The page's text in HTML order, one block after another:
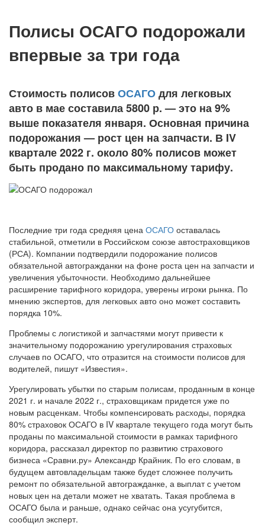
Полисы ОСАГО подорожали
впервые за три года
Стоимость полисовОСАГОдля легковых
авто в мае составила 5800 р. — это на 9%
выше показателя января. Основная причина
подорожания — рост цен на запчасти. В IV
квартале 2022 г. около 80% полисов может
быть продано по максимальному тарифу.
Последние три года средняя цена ОСАГО оставалась
стабильной, отметили в Российском союзе автостраховщиков
(РСА). Компании подтвердили подорожание полисов
обязательной автогражданки на фоне роста цен на запчасти и
увеличения убыточности. Необходимо дальнейшее
расширение тарифного коридора, уверены игроки рынка. По
мнению экспертов, для легковых авто оно может составить
порядка 10%.
Проблемы с логистикой и запчастями могут привести к
значительному подорожанию урегулирования страховых
случаев по ОСАГО, что отразится на стоимости полисов для
водителей, пишут «Известия».
Урегулировать убытки по старым полисам, проданным в конце
2021 г. и начале 2022 г., страховщикам придется уже по
новым расценкам. Чтобы компенсировать расходы, порядка
80% страховок ОСАГО в IV квартале текущего года могут быть
проданы по максимальной стоимости в рамках тарифного
коридора, рассказал директор по развитию страхового
бизнеса «Сравни.ру» Александр Крайник. По его словам, в
будущем автовладельцам также будет сложнее получить
ремонт по обязательной автогражданке, а выплат с учетом
новых цен на детали может не хватать. Такая проблема в
ОСАГО была и раньше, однако сейчас она усугубится,
сообщил эксперт.